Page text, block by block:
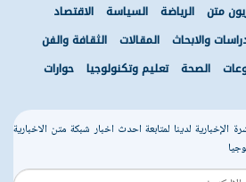
متن الرياضة السياسة
الاقتصاد
والابحاث المقالات
الثقافة والفن
الصحة تعليم وتكنولوجيا حوارات
الإخبارية لدينا لمتابعة احدث اخبار شبكة متن الاخبارية